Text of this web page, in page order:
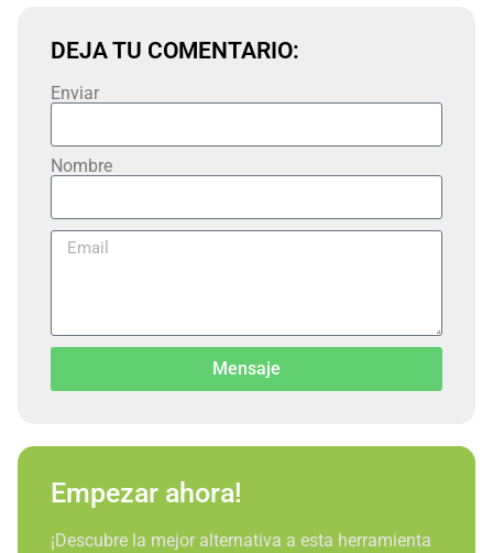
DEJA TU COMENTARIO:
Enviar
Nombre
Mensaje
Empezar ahora!
¡Descubre la mejor alternativa a esta herramienta